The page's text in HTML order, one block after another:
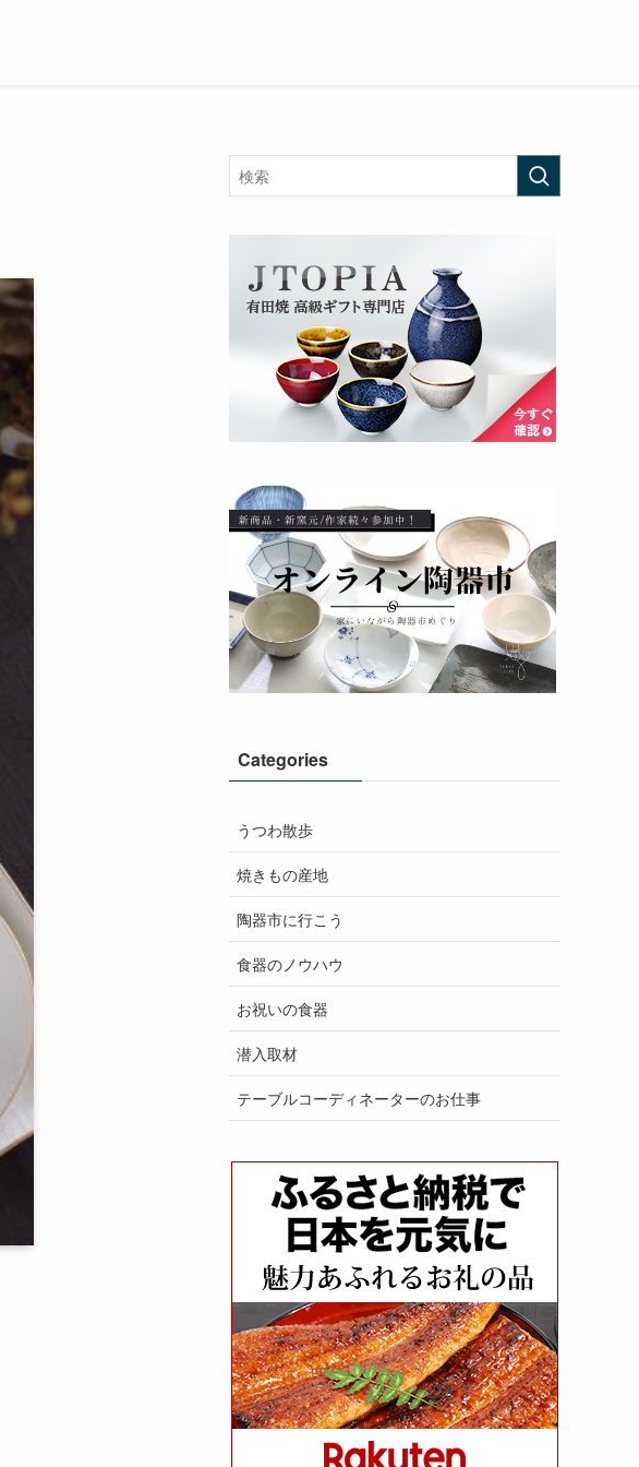
Categories
うつわ散歩
焼きもの産地
陶器市に行こう
食器のノウハウ
お祝いの食器
潜入取材
テーブルコーディネーターのお仕事